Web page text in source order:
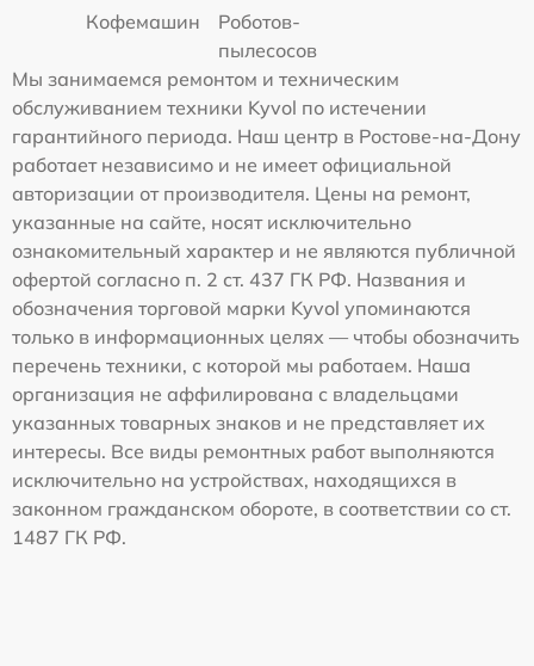
Кофемашин
Роботов-
пылесосов
Мы занимаемся ремонтом и техническим
обслуживанием техники Kyvol по истечении
гарантийного периода. Наш центр в Ростове-на-Дону
работает независимо и не имеет официальной
авторизации от производителя. Цены на ремонт,
указанные на сайте, носят исключительно
ознакомительный характер и не являются публичной
офертой согласно п. 2 ст. 437 ГК РФ. Названия и
обозначения торговой марки Kyvol упоминаются
только в информационных целях — чтобы обозначить
перечень техники, с которой мы работаем. Наша
организация не аффилирована с владельцами
указанных товарных знаков и не представляет их
интересы. Все виды ремонтных работ выполняются
исключительно на устройствах, находящихся в
законном гражданском обороте, в соответствии со ст.
1487 ГК РФ.